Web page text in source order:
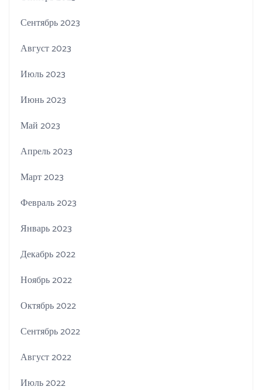
Сентябрь 2023
Август 2023
Июль 2023
Июнь 2023
Май 2023
Апрель 2023
Март 2023
Февраль 2023
Январь 2023
Декабрь 2022
Ноябрь 2022
Октябрь 2022
Сентябрь 2022
Август 2022
Июль 2022